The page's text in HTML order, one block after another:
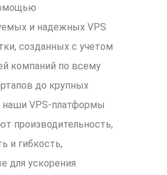
и надежных VPS
созданных с учетом
компаний по всему
до крупных
наши VPS-платформы
производительность,
и гибкость,
для ускорения